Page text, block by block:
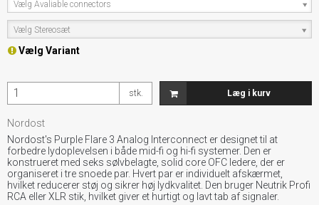
Vælg Avaliable connectors
Vælg Stereosæt
Vælg Variant
stk. Læg i kurv
Nordost
Nordost's Purple Flare 3 Analog Interconnect er designet til at
forbedre lydoplevelsen i både mid-fi og hi-fi systemer. Den er
konstrueret med seks sølvbelagte, solid core OFC ledere, der er
organiseret i tre snoede par. Hvert par er individuelt afskærmet,
hvilket reducerer støj og sikrer høj lydkvalitet. Den bruger Neutrik Profi
RCA eller XLR stik, hvilket giver et hurtigt og lavt tab af signaler.